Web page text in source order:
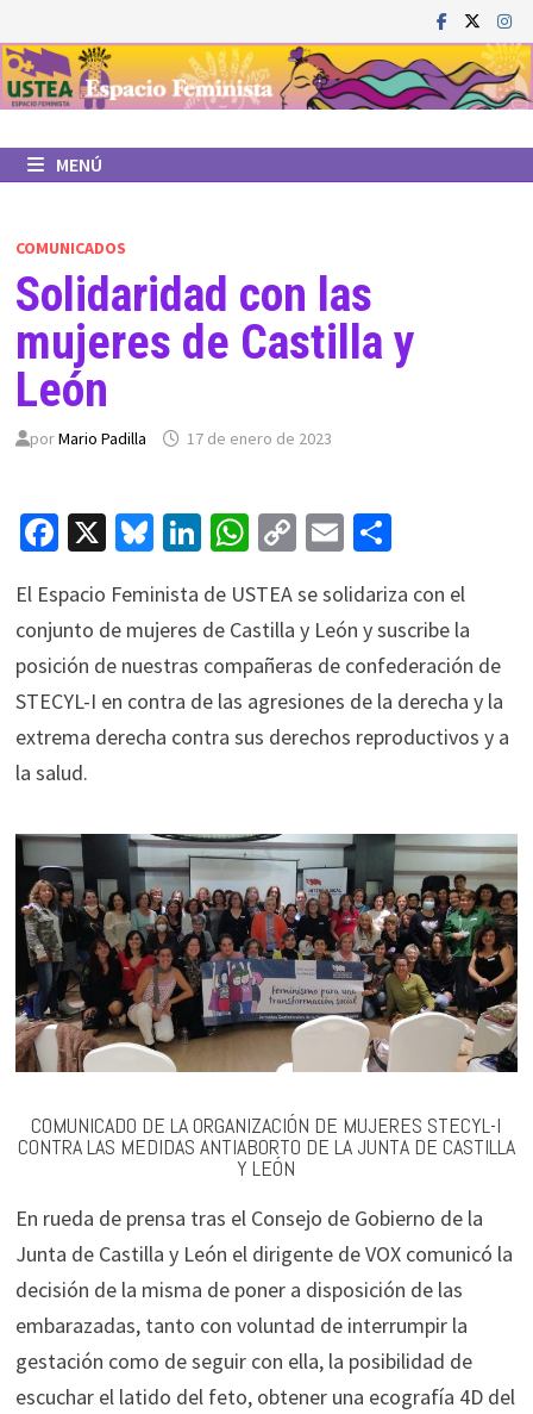
al
contenido
MENÚ
COMUNICADOS
Solidaridad con las
mujeres de Castilla y
León
porMario Padilla 17 de enero de 2023
Fa
b
o
o
k
X Bl
es
ky
Li
ke
dI
n
W
at
sA
p
p
C
p
y
Li
n
E
ai
l
C
m
p
ar
tir
El Espacio Feminista de USTEA se solidariza con el
conjunto de mujeres de Castilla y León y suscribe la
posición de nuestras compañeras de confederación de
STECYL-I en contra de las agresiones de la derecha y la
extrema derecha contra sus derechos reproductivos y a
la salud.
COMUNICADO DE LA ORGANIZACIÓN DE MUJERES STECYL-I
CONTRA LAS MEDIDAS ANTIABORTO DE LA JUNTA DE CASTILLA
Y LEÓN
En rueda de prensa tras el Consejo de Gobierno de la
Junta de Castilla y León el dirigente de VOX comunicó la
decisión de la misma de poner a disposición de las
embarazadas, tanto con voluntad de interrumpir la
gestación como de seguir con ella, la posibilidad de
escuchar el latido del feto, obtener una ecografía 4D del